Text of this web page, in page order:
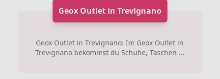
Geox Outlet in Trevignano
Geox Outlet in Trevignano: Im Geox Outlet in
Trevignano bekommst du Schuhe, Taschen ...